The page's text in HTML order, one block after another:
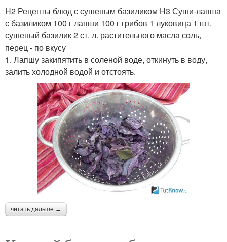
H2 Рецепты блюд с сушеным базиликом H3 Суши-лапша
с базиликом 100 г лапши 100 г грибов 1 луковица 1 шт.
сушеный базилик 2 ст. л. растительного масла соль,
перец - по вкусу
1. Лапшу закипятить в соленой воде, откинуть в воду,
залить холодной водой и отстоять.
читать дальше →